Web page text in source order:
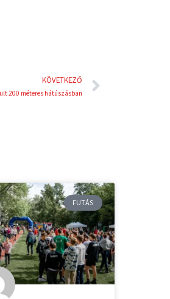
KÖVETKEZŐ
200 méteres hátúszásban
FUTÁS